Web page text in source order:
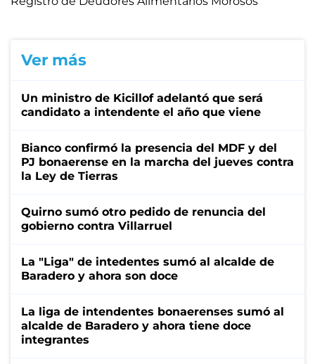
Ver más
Un ministro de Kicillof adelantó que será
candidato a intendente el año que viene
Bianco confirmó la presencia del MDF y del
PJ bonaerense en la marcha del jueves contra
la Ley de Tierras
Quirno sumó otro pedido de renuncia del
gobierno contra Villarruel
La "Liga" de intedentes sumó al alcalde de
Baradero y ahora son doce
La liga de intendentes bonaerenses sumó al
alcalde de Baradero y ahora tiene doce
integrantes